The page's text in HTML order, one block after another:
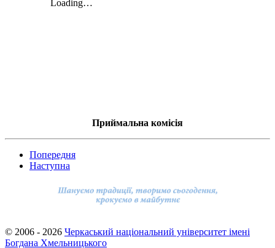
Приймальна комісія
Попередня
Наступна
© 2006 - 2026 Черкаський національний університет імені
Богдана Хмельницького